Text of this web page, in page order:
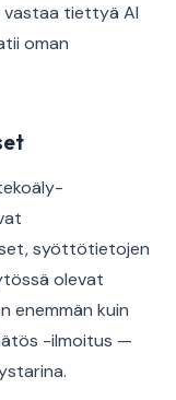
vastaa tiettyä AI
oman
syöttötietojen
olevat
enemmän kuin
-ilmoitus —